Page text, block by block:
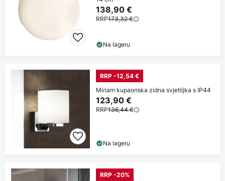
138,90 €
RRP173,32 €
Na lageru
RRP -12,54 €
Miriam kupaonska zidna svjetiljka s IP44
123,90 €
RRP136,44 €
Na lageru
RRP -20%